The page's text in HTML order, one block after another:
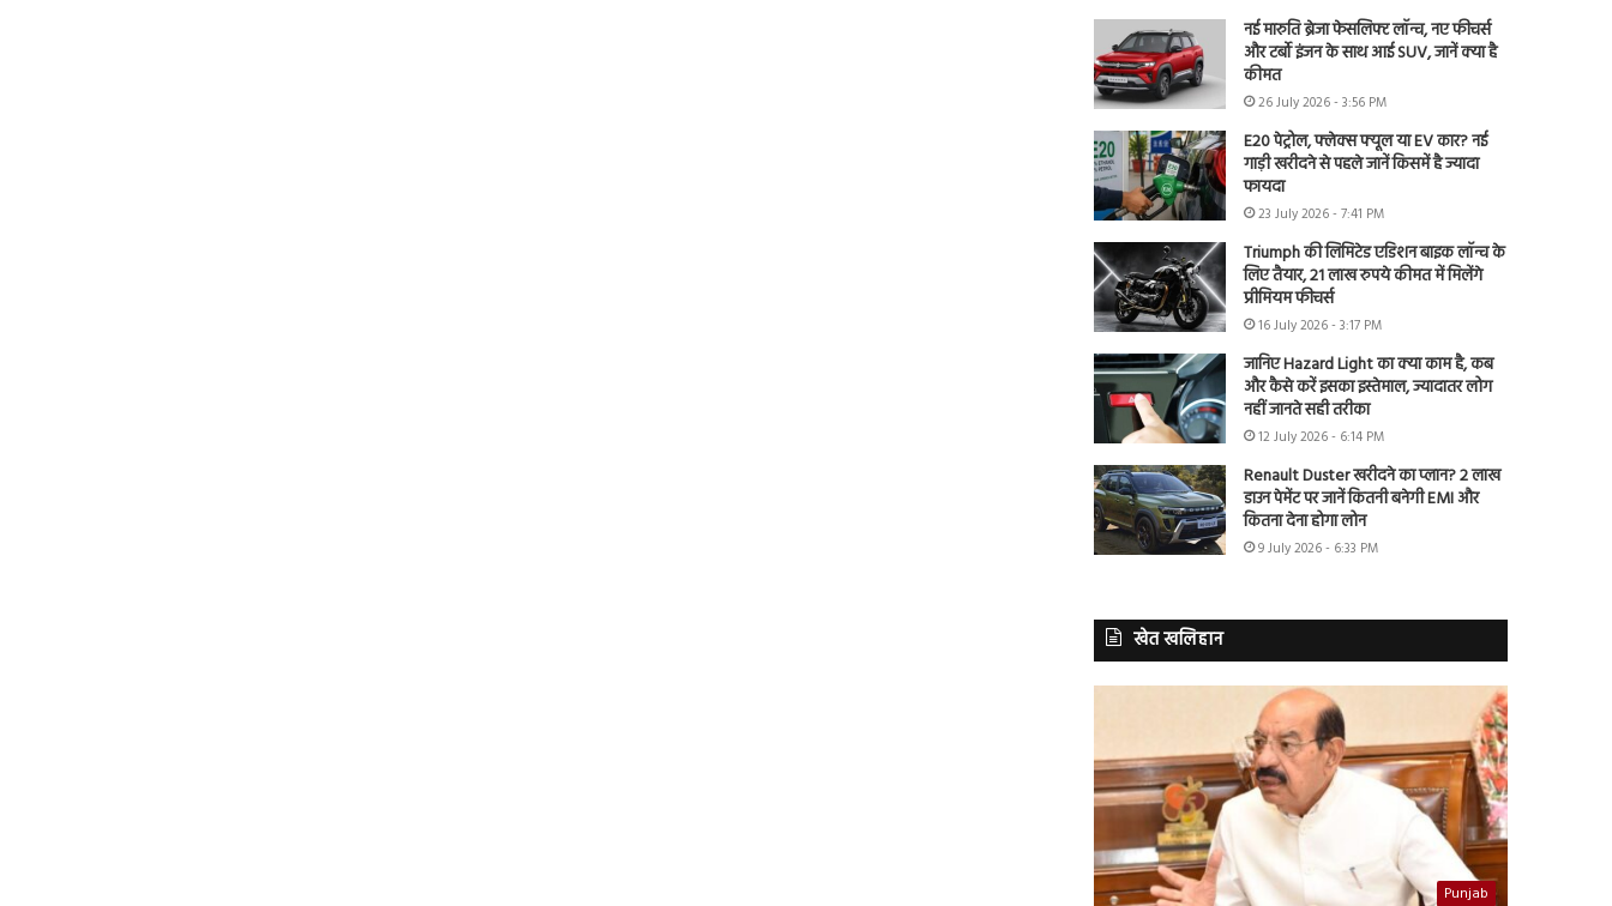
नई मारुति ब्रेजा फेसलिफ्ट लॉन्च, नए फीचर्स
और टर्बो इंजन के साथ आई SUV, जानें क्या है
कीमत
26 July 2026 - 3:56 PM
E20 पेट्रोल, फ्लेक्स फ्यूल या EV कार? नई
गाड़ी खरीदने से पहले जानें किसमें है ज्यादा
फायदा
23 July 2026 - 7:41 PM
Triumph की लिमिटेड एडिशन बाइक लॉन्च के
लिए तैयार, 21 लाख रुपये कीमत में मिलेंगे
प्रीमियम फीचर्स
16 July 2026 - 3:17 PM
जानिए Hazard Light का क्या काम है, कब
और कैसे करें इसका इस्तेमाल, ज्यादातर लोग
नहीं जानते सही तरीका
12 July 2026 - 6:14 PM
Renault Duster खरीदने का प्लान? 2 लाख
डाउन पेमेंट पर जानें कितनी बनेगी EMI और
कितना देना होगा लोन
9 July 2026 - 6:33 PM
खेत खलिहान
Punjab